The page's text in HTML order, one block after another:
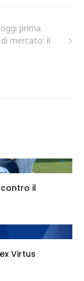
prima
mercato: il
il
Virtus